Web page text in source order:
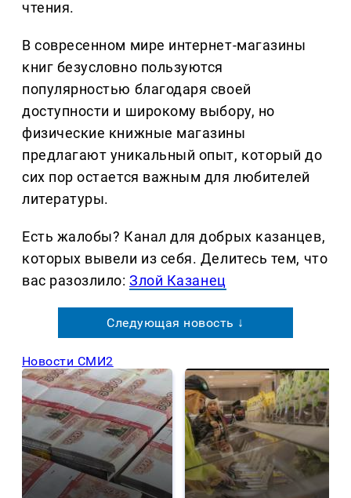
чтения.
В совресенном мире интернет-магазины
книг безусловно пользуются
популярностью благодаря своей
доступности и широкому выбору, но
физические книжные магазины
предлагают уникальный опыт, который до
сих пор остается важным для любителей
литературы.
Есть жалобы? Канал для добрых казанцев,
которых вывели из себя. Делитеcь тем, что
вас разозлило:Злой Казанец
Следующая новость ↓
Новости СМИ2